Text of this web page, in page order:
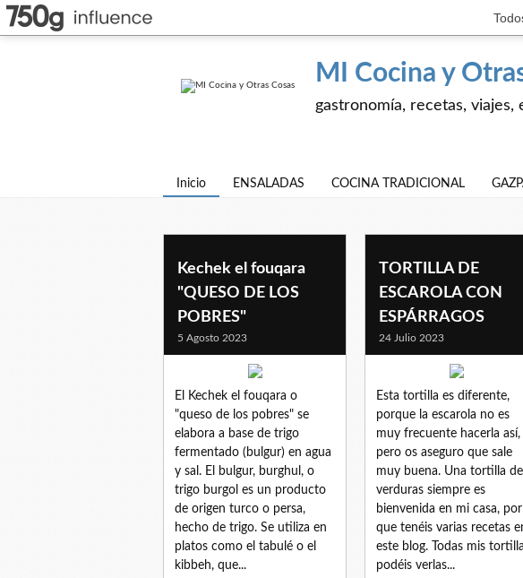
MI Cocina y
gastronomía, recetas, viajes,
Inicio ENSALADAS COCINA TRADICIONAL
Kechek el fouqara
"QUESO DE LOS
POBRES"
5 Agosto 2023
El Kechek el fouqara o
"queso de los pobres" se
elabora a base de trigo
fermentado (bulgur) en agua
y sal. El bulgur, burghul, o
trigo burgol es un producto
de origen turco o persa,
hecho de trigo. Se utiliza en
platos como el tabulé o el
kibbeh, que...
TORTILLA DE
ESCAROLA CON
ESPÁRRAGOS
24 Julio 2023
Esta tortilla es diferente,
porque la escarola no es
muy frecuente hacerla así,
pero os aseguro que sale
muy buena. Una tortilla de
verduras siempre es
bienvenida en mi casa,
que tenéis varias recetas
este blog. Todas mis
podéis verlas...